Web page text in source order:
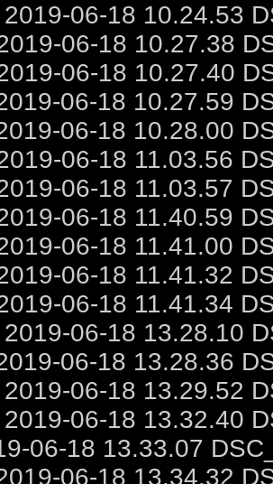
2019-06-18 10.24.53
06-18 10.27.38
06-18 10.27.40
06-18 10.27.59
06-18 10.28.00
06-18 11.03.56
06-18 11.03.57
06-18 11.40.59
06-18 11.41.00
06-18 11.41.32
06-18 11.41.34
2019-06-18 13.28.10
06-18 13.28.36
2019-06-18 13.29.52
2019-06-18 13.32.40
06-18 13.33.07
06-18 13.34.32